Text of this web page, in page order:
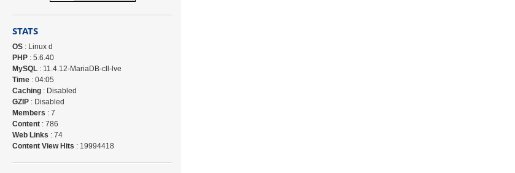
STATS
OS : Linux d
PHP : 5.6.40
MySQL : 11.4.12-MariaDB-cll-lve
Time : 04:05
Caching : Disabled
GZIP : Disabled
Members : 7
Content : 786
Web Links : 74
Content View Hits : 19994418